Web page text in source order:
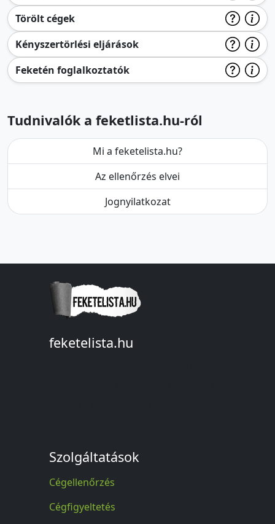
Törölt cégek
Kényszertörlési eljárások
Feketén foglalkoztatók
Tudnivalók a feketlista.hu-ról
Mi a feketelista.hu?
Az ellenőrzés elvei
Jognyilatkozat
feketelista.hu
Szolgáltatások
Cégellenőrzés
Cégfigyeltetés